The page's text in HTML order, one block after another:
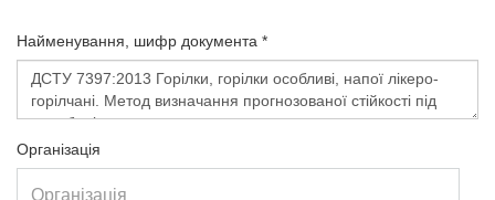
Найменування, шифр документа *
Організація